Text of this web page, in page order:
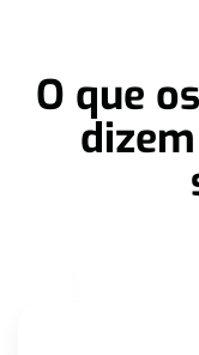
O que